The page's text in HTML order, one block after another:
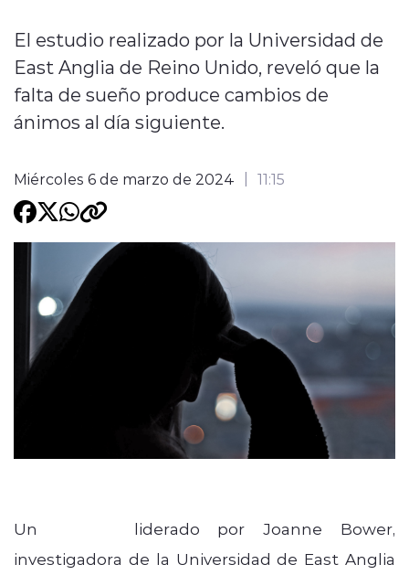
Entrevistas
Programacion
El estudio realizado por la Universidad de
East Anglia de Reino Unido, reveló que la
falta de sueño produce cambios de
ánimos al día siguiente.
Miércoles 6 de marzo de 2024 11:15
Un
liderado por Joanne Bower,
investigadora de la Universidad de East Anglia